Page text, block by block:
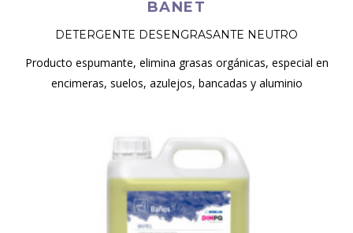
BANET
DETERGENTE DESENGRASANTE NEUTRO
Producto espumante, elimina grasas orgánicas, especial en
encimeras, suelos, azulejos, bancadas y aluminio